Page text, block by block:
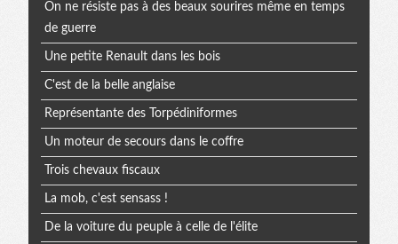
On ne résiste pas à des beaux sourires même en temps
de guerre
Une petite Renault dans les bois
C'est de la belle anglaise
Représentante des Torpédiniformes
Un moteur de secours dans le coffre
Trois chevaux fiscaux
La mob, c'est sensass !
De la voiture du peuple à celle de l'élite